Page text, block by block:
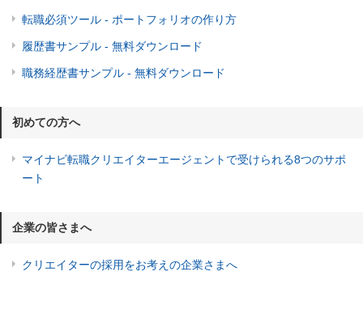
転職必須ツール - ポートフォリオの作り方
履歴書サンプル - 無料ダウンロード
職務経歴書サンプル - 無料ダウンロード
初めての方へ
マイナビ転職クリエイターエージェントで受けられる8つのサポ
ート
企業の皆さまへ
クリエイターの採用をお考えの企業さまへ